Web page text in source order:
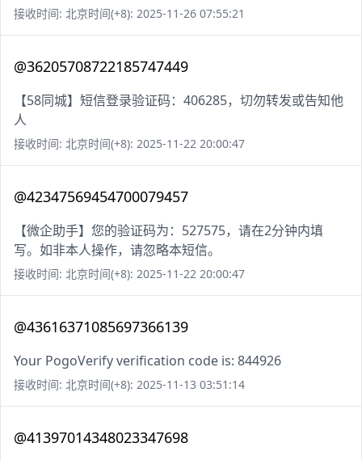
接收时间: 北京时间(+8): 2025-11-26 07:55:21
@36205708722185747449
【58同城】短信登录验证码：406285，切勿转发或告知他
人
接收时间: 北京时间(+8): 2025-11-22 20:00:47
@42347569454700079457
【微企助手】您的验证码为：527575，请在2分钟内填
写。如非本人操作，请忽略本短信。
接收时间: 北京时间(+8): 2025-11-22 20:00:47
@43616371085697366139
Your PogoVerify verification code is: 844926
接收时间: 北京时间(+8): 2025-11-13 03:51:14
@41397014348023347698